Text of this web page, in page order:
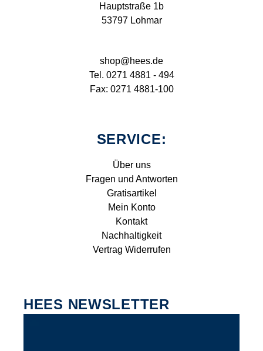
Hauptstraße 1b
53797 Lohmar
shop@hees.de
Tel. 0271 4881 - 494
Fax: 0271 4881-100
SERVICE:
Über uns
Fragen und Antworten
Gratisartikel
Mein Konto
Kontakt
Nachhaltigkeit
Vertrag Widerrufen
HEES NEWSLETTER